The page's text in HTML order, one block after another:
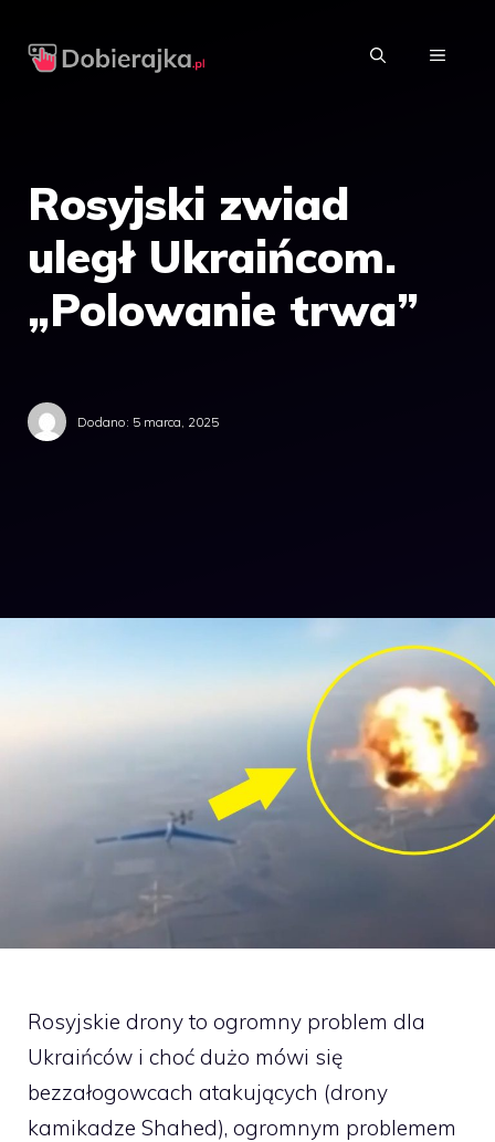
MENU
Rosyjski zwiad
uległ Ukraińcom.
„Polowanie trwa”
Dodano: 5 marca, 2025
Rosyjskie drony to ogromny problem dla
Ukraińców i choć dużo mówi się
bezzałogowcach atakujących (drony
kamikadze Shahed), ogromnym problemem